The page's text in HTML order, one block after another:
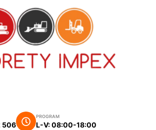
506
PROGRAM
L-V: 08:00-18:00